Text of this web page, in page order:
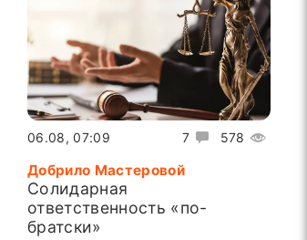
7 578
06.08, 07:09
Добрило Мастеровой
Солидарная
ответственность «по-
братски»